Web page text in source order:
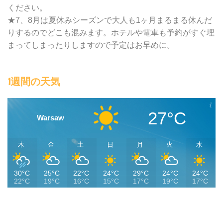
ください。
★7、8月は夏休みシーズンで大人も1ヶ月まるまる休んだ
りするのでどこも混みます。ホテルや電車も予約がすぐ埋
まってしまったりしますので予定はお早めに。
1週間の天気
Warsaw 27°C
木
30°C
22°C
金
25°C
19°C
土
22°C
16°C
日
24°C
15°C
月
29°C
17°C
火
24°C
19°C
水
24°C
17°C